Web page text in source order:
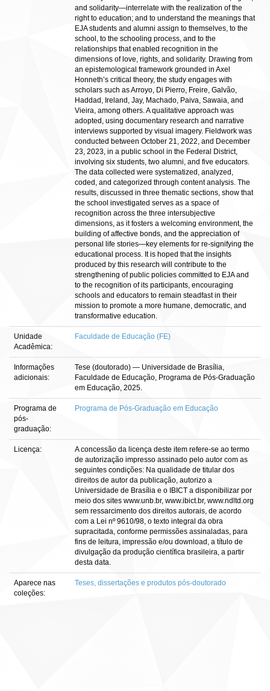
and solidarity—interrelate with the realization of the
right to education; and to understand the meanings that
EJA students and alumni assign to themselves, to the
school, to the schooling process, and to the
relationships that enabled recognition in the
dimensions of love, rights, and solidarity. Drawing from
an epistemological framework grounded in Axel
Honneth’s critical theory, the study engages with
scholars such as Arroyo, Di Pierro, Freire, Galvão,
Haddad, Ireland, Jay, Machado, Paiva, Sawaia, and
Vieira, among others. A qualitative approach was
adopted, using documentary research and narrative
interviews supported by visual imagery. Fieldwork was
conducted between October 21, 2022, and December
23, 2023, in a public school in the Federal District,
involving six students, two alumni, and five educators.
The data collected were systematized, analyzed,
coded, and categorized through content analysis. The
results, discussed in three thematic sections, show that
the school investigated serves as a space of
recognition across the three intersubjective
dimensions, as it fosters a welcoming environment, the
building of affective bonds, and the appreciation of
personal life stories—key elements for re-signifying the
educational process. It is hoped that the insights
produced by this research will contribute to the
strengthening of public policies committed to EJA and
to the recognition of its participants, encouraging
schools and educators to remain steadfast in their
mission to promote a more humane, democratic, and
transformative education.
Unidade
Acadêmica:
Faculdade de Educação (FE)
Informações
adicionais:
Tese (doutorado) — Universidade de Brasília,
Faculdade de Educação, Programa de Pós-Graduação
em Educação, 2025.
Programa de
pós-
graduação:
Programa de Pós-Graduação em Educação
Licença:
A concessão da licença deste item refere-se ao termo
de autorização impresso assinado pelo autor com as
seguintes condições: Na qualidade de titular dos
direitos de autor da publicação, autorizo a
Universidade de Brasília e o IBICT a disponibilizar por
meio dos sites www.unb.br, www.ibict.br, www.ndltd.org
sem ressarcimento dos direitos autorais, de acordo
com a Lei nº 9610/98, o texto integral da obra
supracitada, conforme permissões assinaladas, para
fins de leitura, impressão e/ou download, a título de
divulgação da produção científica brasileira, a partir
desta data.
Aparece nas
coleções:
Teses, dissertações e produtos pós-doutorado